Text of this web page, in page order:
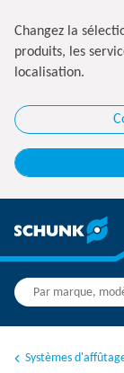
Changez la
produits, les
localisation.
Systèmes